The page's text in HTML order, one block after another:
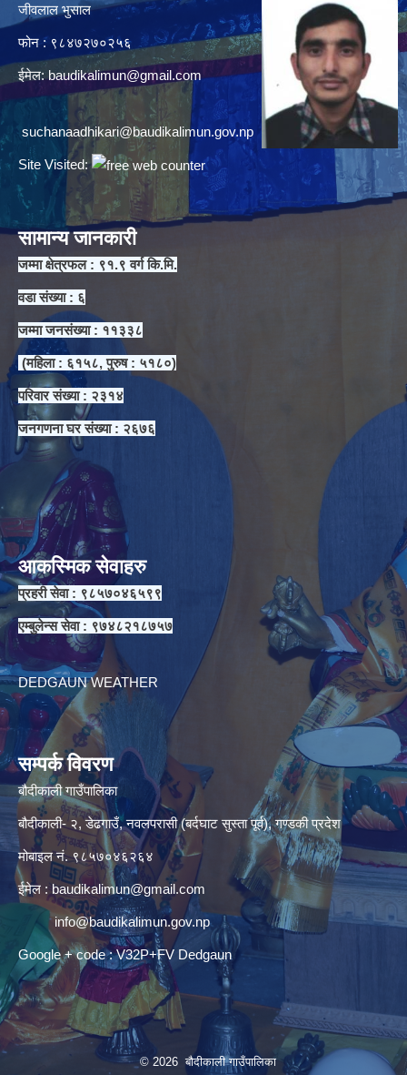
जीवलाल भुसाल
फोन : ९८४७२७०२५६
ईमेल: baudikalimun@gmail.com
suchanaadhikari@baudikalimun.gov.np
Site Visited:
सामान्य जानकारी
जम्मा क्षेत्रफल : ९१.९ वर्ग कि.मि.
वडा संख्या : ६
जम्मा जनसंख्या : ११३३८
(महिला : ६१५८, पुरुष : ५१८०)
परिवार संख्या : २३१४
जनगणना घर संख्या : २६७६
आकस्मिक सेवाहरु
प्रहरी सेवा : ९८५७०४६५९९
एम्बुलेन्स सेवा : ९७४८२१८७५७
DEDGAUN WEATHER
सम्पर्क विवरण
बौदीकाली गाउँपालिका
बौदीकाली- २, डेढगाउँ, नवलपरासी (बर्दघाट सुस्ता पूर्व), गण्डकी प्रदेश
मोबाइल नं. ९८५७०४६२६४
ईमेल : baudikalimun@gmail.com
info@baudikalimun.gov.np
Google + code : V32P+FV Dedgaun
© 2026 बौदीकाली गाउँपालिका